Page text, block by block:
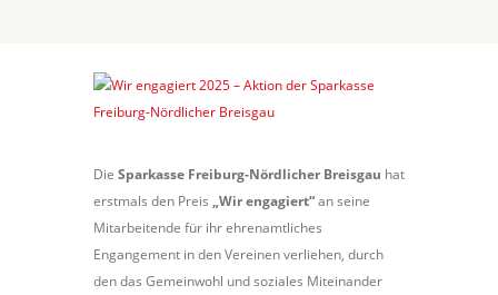
Die Sparkasse Freiburg-Nördlicher Breisgau hat
erstmals den Preis „Wir engagiert“an seine
Mitarbeitende für ihr ehrenamtliches
Engangement in den Vereinen verliehen, durch
den das Gemeinwohl und soziales Miteinander